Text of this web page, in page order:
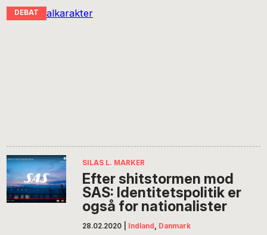
SILAS L. MARKER
Efter shitstormen mod
SAS: Identitetspolitik er
også for nationalister
28.02.2020 Indland , Danmark